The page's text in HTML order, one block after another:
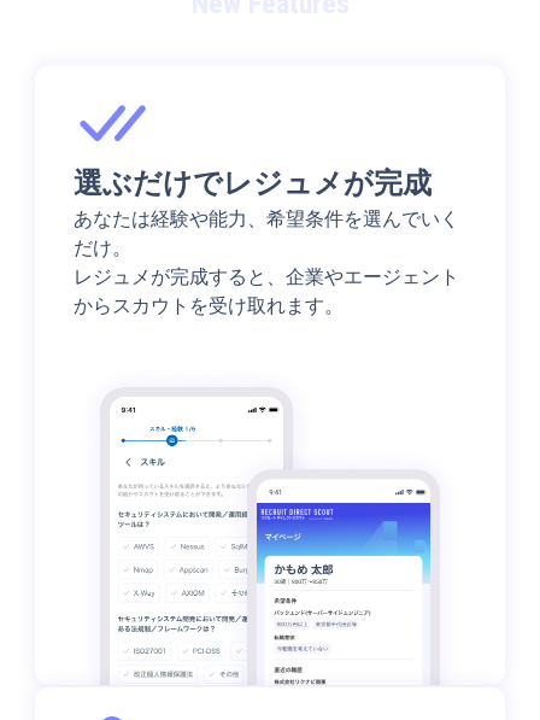
選ぶだけでレジュメが完成
あなたは経験や能力、希望条件を選んでいく
だけ。
レジュメが完成すると、企業やエージェント
からスカウトを受け取れます。